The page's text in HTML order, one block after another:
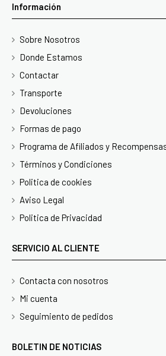
Información
Sobre Nosotros
Donde Estamos
Contactar
Transporte
Devoluciones
Formas de pago
Programa de Afiliados y
Términos y Condiciones
Politica de cookies
Aviso Legal
Politica de Privacidad
SERVICIO AL CLIENTE
Contacta con nosotros
Mi cuenta
Seguimiento de pedidos
BOLETIN DE NOTICIAS